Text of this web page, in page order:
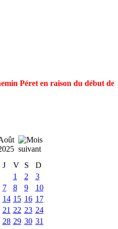
Péret en raison du début
J V S
D
1
2
3
7 8 9
10
14 15 16 17
21 22 23 24
28 29 30 31